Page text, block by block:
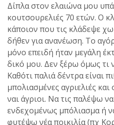
Δίπλα στον ελαιώνα μου
κουτσουρελιές 70 ετών. Ο
κάποιον που τις κλάδεψε
δήθεν για ανανέωση. Το
μόνο επειδή ήταν μεγάλη
δικό μου. Δεν ξέρω όμως τι
Καθότι παλιά δέντρα είναι
μπολιασμένες αγριελιές
ναι άγριοι. Να τις παλέψω
ενδεχομένως μπόλιασμα ή
φυτέψω νέα ποικιλία (πχ